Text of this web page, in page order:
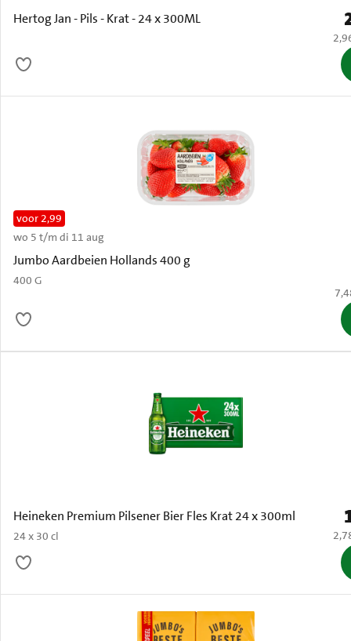
Hertog Jan - Pils - Krat - 24 x 300ML
€
Jumbo Aardbeien Hollands 400 g
400 G
voor 2,99
wo 5 t/m di 11 aug
€
Heineken Premium Pilsener Bier Fles Krat 24 x 300ml
24 x 30 cl €